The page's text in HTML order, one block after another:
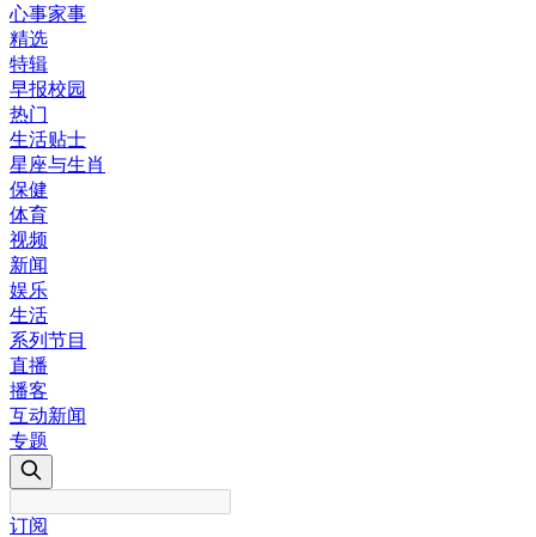
心事家事
精选
特辑
早报校园
热门
生活贴士
星座与生肖
保健
体育
视频
新闻
娱乐
生活
系列节目
直播
播客
互动新闻
专题
订阅